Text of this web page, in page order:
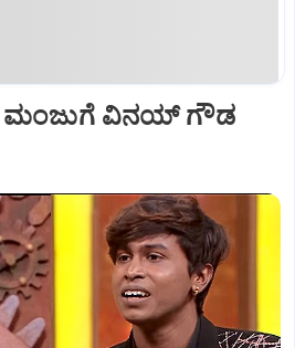
ಮಂಜುಗೆ ವಿನಯ್ ಗೌಡ